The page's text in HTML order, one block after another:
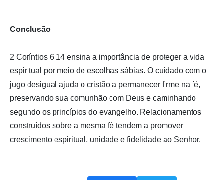
Conclusão
2 Coríntios 6.14 ensina a importância de proteger a vida
espiritual por meio de escolhas sábias. O cuidado com o
jugo desigual ajuda o cristão a permanecer firme na fé,
preservando sua comunhão com Deus e caminhando
segundo os princípios do evangelho. Relacionamentos
construídos sobre a mesma fé tendem a promover
crescimento espiritual, unidade e fidelidade ao Senhor.